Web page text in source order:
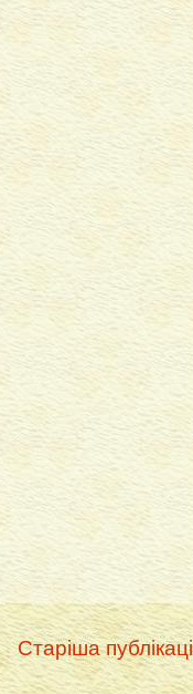
Старіша